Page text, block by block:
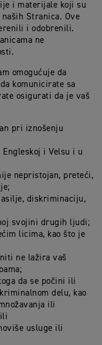
i materijale koji su
Stranica. Ove
i odobrenili.
ne
omogućuje da
komunicirate sa
osigurati da je vaš
pri iznošenju
i Velsu i u
nepristojan, preteći,
diskriminaciju,
svojini drugih ljudi;
licima, kao što je
ne lažira vaš
da se počini ili
delu, kao
ili
usluge ili